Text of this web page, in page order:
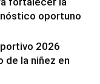
oportuno
2026
de la niñez en